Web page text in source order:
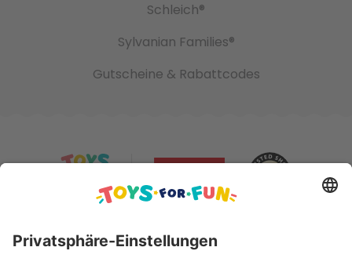
Schleich®
Sylvanian Families®
Gutscheine & Rabattcodes
Sicher bezahlen mit: